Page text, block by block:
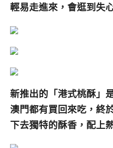
輕易走進來，會逛到失
新推出的「港式桃酥 」
澳門都有買回來吃，終
下去獨特的酥香，配上